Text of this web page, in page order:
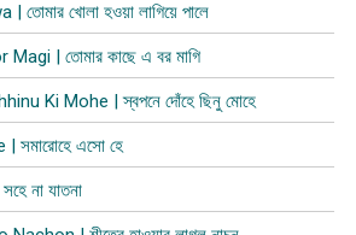
খোলা হওয়া লাগিয়ে পালে
| তোমার কাছে এ বর মাগি
Ki Mohe | স্বপনে দোঁহে ছিনু মোহে
সমারোহে এসো হে
না যাতনা